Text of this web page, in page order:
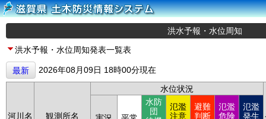
洪水予報・水位周知
洪水予報・水位周知発表一覧表
最新 2026年08月09日 18時00分現在
河川名 観測所名
水位状況
水防
団
氾濫
注意
避難
判断
氾濫
危険
氾濫
発生